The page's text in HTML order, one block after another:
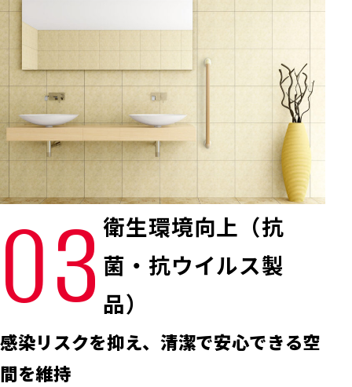
03衛生環境向上（抗
菌・抗ウイルス製
品）
感染リスクを抑え、清潔で安心できる空
間を維持